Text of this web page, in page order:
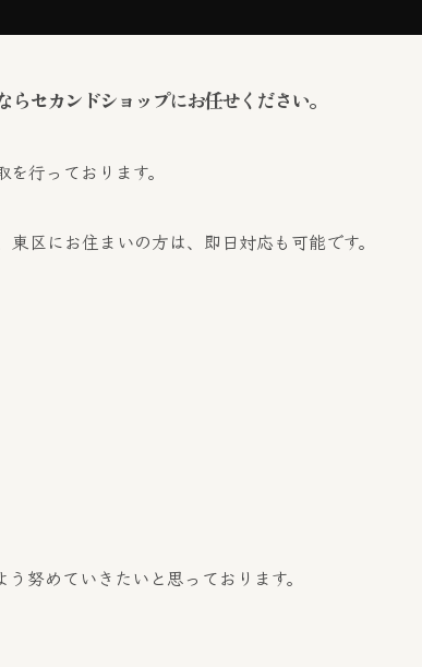
セカンドショップにお任せください。
行っております。
区にお住まいの方は、即日対応も可能です。
努めていきたいと思っております。